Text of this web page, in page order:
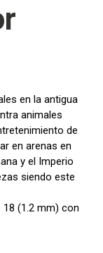
en la antigua
animales
de
en arenas en
y el Imperio
siendo este
(1.2 mm) con